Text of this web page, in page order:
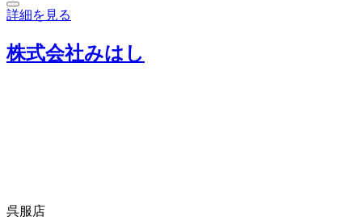
詳細を見る
株式会社みはし
呉服店